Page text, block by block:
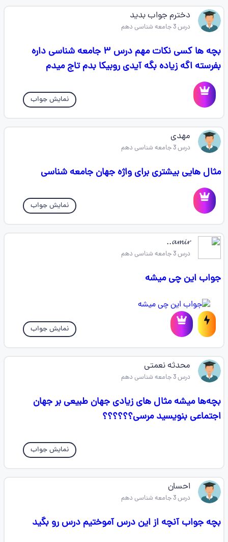
دخترم جواب بدید
درس 3 جامعه شناسی دهم
بچه ها کسی نکات مهم درس ۳ جامعه شناسی داره
بفرسته اگه زیاده بگه آیدی روبیکا بدم تاج میدم
نمایش جواب
مهدی
درس 3 جامعه شناسی دهم
مثال هایی بیشتری برای واژه جهان جامعه‌ شناسی
نمایش جواب
𝓪𝓶𝓲𝓻..
درس 3 جامعه شناسی دهم
جواب این چی میشه
نمایش جواب
محدثه نعمتی
درس 3 جامعه شناسی دهم
بچه‌ها میشه مثال های زیادی جهان طبیعی بر جهان
اجتماعی بنویسید مرسی؟؟؟؟؟؟
نمایش جواب
احسان
درس 3 جامعه شناسی دهم
بچه جواب آنچه از این درس آموختیم درس رو بگید